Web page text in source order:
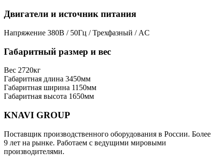
Двигатели и источник питания
Напряжение 380В / 50Гц / Трехфазный / AC
Габаритный размер и вес
Вес 2720кг
Габаритная длина 3450мм
Габаритная ширина 1150мм
Габаритная высота 1650мм
KNAVI GROUP
Поставщик производственного оборудования в России. Более
9 лет на рынке. Работаем с ведущими мировыми
производителями.